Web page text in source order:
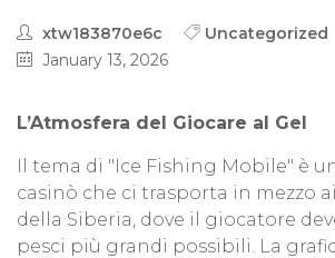
xtw183870e6c
Uncategorized
January 13, 2026
L’Atmosfera del Giocare al Gel
Il tema di "Ice Fishing Mobile" è
casinò che ci trasporta in mezzo
della Siberia, dove il giocatore
pesci più grandi possibili. La